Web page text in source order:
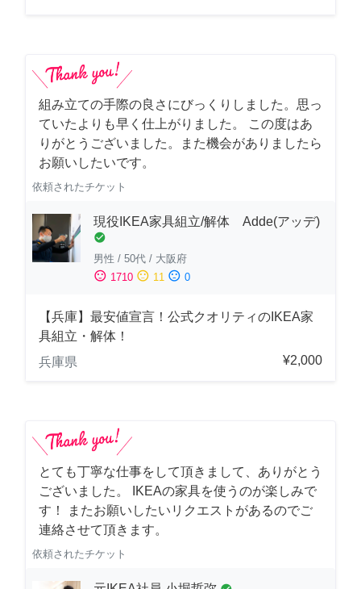
組み立ての手際の良さにびっくりしました。思っ
ていたよりも早く仕上がりました。 この度はあ
りがとうございました。また機会がありましたら
お願いしたいです。
依頼されたチケット
現役IKEA家具組立/解体 Adde(アッデ)
check_circle
男性 / 50代 / 大阪府
sentiment_satisfied 1710 sentiment_neutral 11 sentiment_dissatisfied 0
【兵庫】最安値宣言！公式クオリティのIKEA家
具組立・解体！
兵庫県
¥2,000
とても丁寧な仕事をして頂きまして、ありがとう
ございました。 IKEAの家具を使うのが楽しみで
す！ またお願いしたいリクエストがあるのでご
連絡させて頂きます。
依頼されたチケット